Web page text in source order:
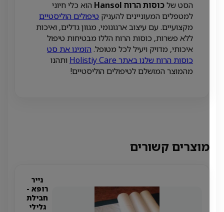
הסט שלכוסות הרוח Hansol
הוא כלי חיוני
למטפלים המעוניינים להעניקטיפולים הוליסטיים
מקצועיים. עם עיצוב ארגונומי, מגוון גדלים, ואיכות
ללא פשרות, כוסות הרוח הללו מבטיחות טיפול
איכותי, מדויק ויעיל לכל מטופל.הזמינו את סט
כוסות הרוח שלנו באתר Holistiy Care
ותהנו
מהמוצר המושלם לטיפולים הוליסטיים!
מוצרים קשורים
רופא -
חבילת
גלילי